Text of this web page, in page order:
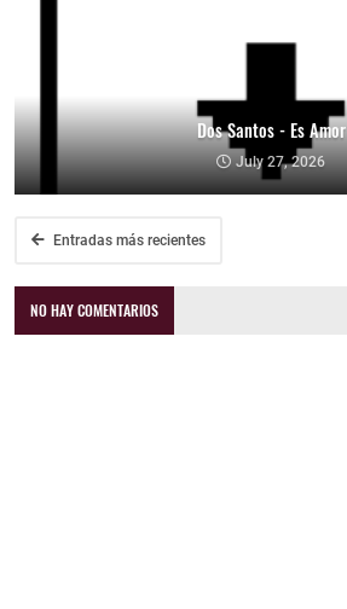
Dos Santos - Es Amor
July 27, 2026
Entradas más recientes
NO HAY COMENTARIOS